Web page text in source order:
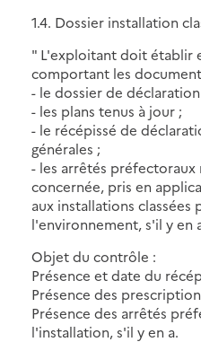
1.4. Dossier installation
" L'exploitant doit établir
comportant les
- le dossier de
- les plans tenus à jour ;
- le récépissé de
générales ;
- les arrêtés
concernée, pris en
aux installations
l'environnement, s'il y en a
Objet du contrôle :
Présence et date du
Présence des
Présence des arrêtés
l'installation, s'il y en a.